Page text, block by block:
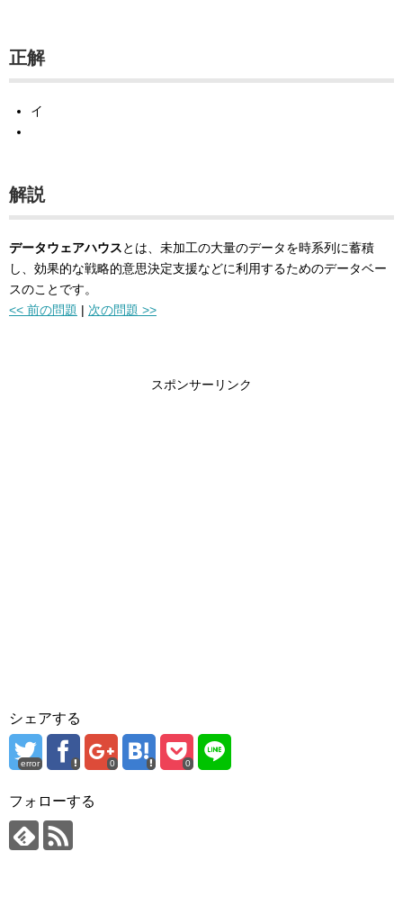
正解
イ
解説
データウェアハウスとは、未加工の大量のデータを時系列に蓄積
し、効果的な戦略的意思決定支援などに利用するためのデータベー
スのことです。
<< 前の問題 | 次の問題 >>
スポンサーリンク
シェアする
error 0 0
フォローする